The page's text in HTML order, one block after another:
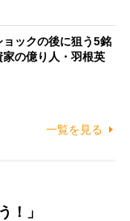
ョックの後に狙う5銘
の億り人・羽根英
一覧を見る
！」